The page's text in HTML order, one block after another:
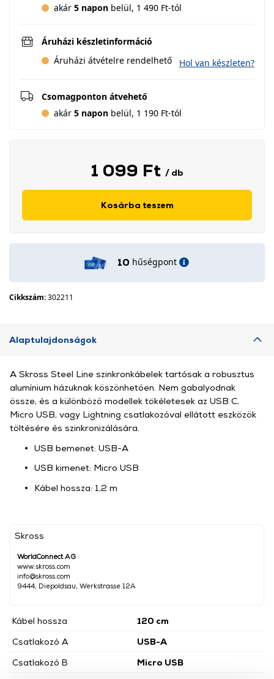
akár 5 napon belül, 1 490 Ft-tól
Áruházi készletinformáció
Áruházi átvételre rendelhető
Hol van készleten?
Csomagponton átvehető
akár 5 napon belül, 1 190 Ft-tól
1 099 Ft / db
Kosárba teszem
10 hűségpont
Cikkszám:302211
Alaptulajdonságok
Skross
WorldConnect AG
www.skross.com
info@skross.com
9444, Diepoldsau, Werkstrasse 12A
Kábel hossza
120 cm
Csatlakozó A
USB-A
Csatlakozó B
Micro USB
A Skross Steel Line szinkronkábelek tartósak a robusztus
alumínium házuknak köszönhetően. Nem gabalyodnak
össze, és a különböző modellek tökéletesek az USB C,
Micro USB, vagy Lightning csatlakozóval ellátott eszközök
töltésére és szinkronizálására.
USB bemenet: USB-A
USB kimenet: Micro USB
Kábel hossza: 1,2 m